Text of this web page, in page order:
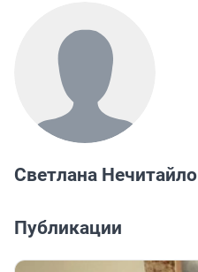
Светлана Нечитайло
Публикации